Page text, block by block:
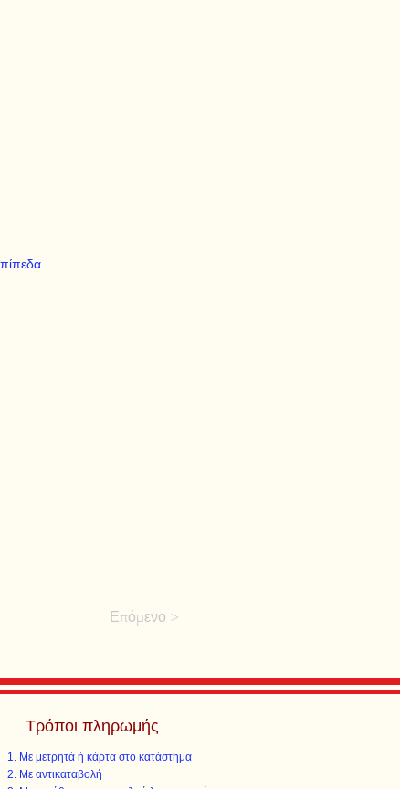
Επόμενο >
Τρόποι πληρωμής
Με μετρητά ή κάρτα στο κατάστημα
Με αντικαταβολή